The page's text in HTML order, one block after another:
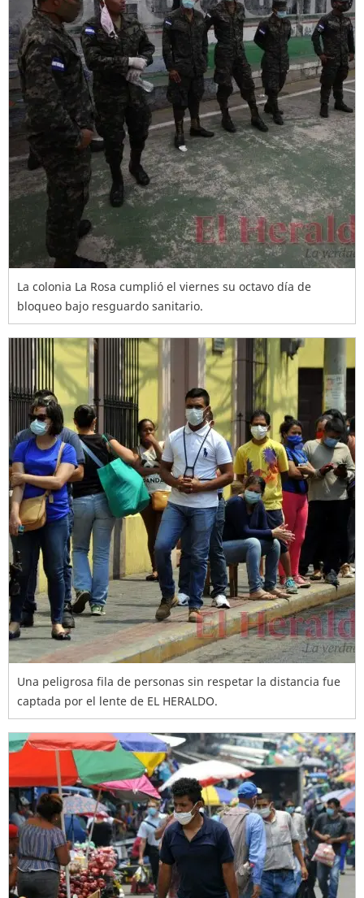
La colonia La Rosa cumplió el viernes su octavo día de
bloqueo bajo resguardo sanitario.
Una peligrosa fila de personas sin respetar la distancia fue
captada por el lente de EL HERALDO.